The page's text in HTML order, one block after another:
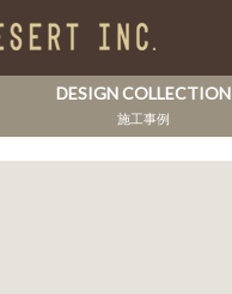
DESIGN COLLECTION
施工事例